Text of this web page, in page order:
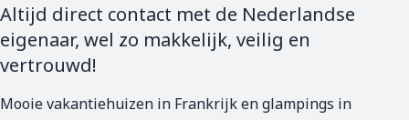
Altijd direct contact met de Nederlandse
eigenaar, wel zo makkelijk, veilig en
vertrouwd!
Mooie vakantiehuizen in Frankrijk en glampings in